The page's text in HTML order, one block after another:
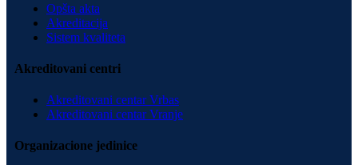
Opšta akta
Akreditacija
Sistem kvaliteta
Akreditovani centri
Akreditovani centar Vrbas
Akreditovani centar Vranje
Organizacione jedinice